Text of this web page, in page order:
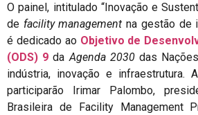
O painel, intitulado “Inovação e
de facility management na gestão de
é dedicado ao Objetivo de
(ODS) 9 daAgenda 2030das
indústria, inovação e infraestrutura.
participarão Irimar Palombo,
Brasileira de Facility Management